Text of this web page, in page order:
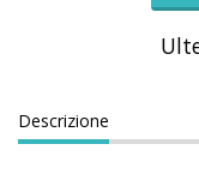
Descrizione